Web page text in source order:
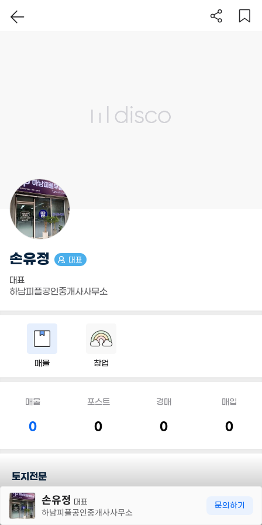
손유정 대표
대표
하남피플공인중개사사무소
매물 창업
매물
0
포스트
0
경매
0
매입
0
토지전문
담당지역손유정 대표
하남피플공인중개사사무소
문의하기